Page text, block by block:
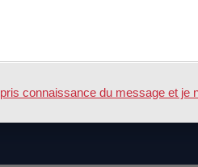
et programmes
connaissance du message et je